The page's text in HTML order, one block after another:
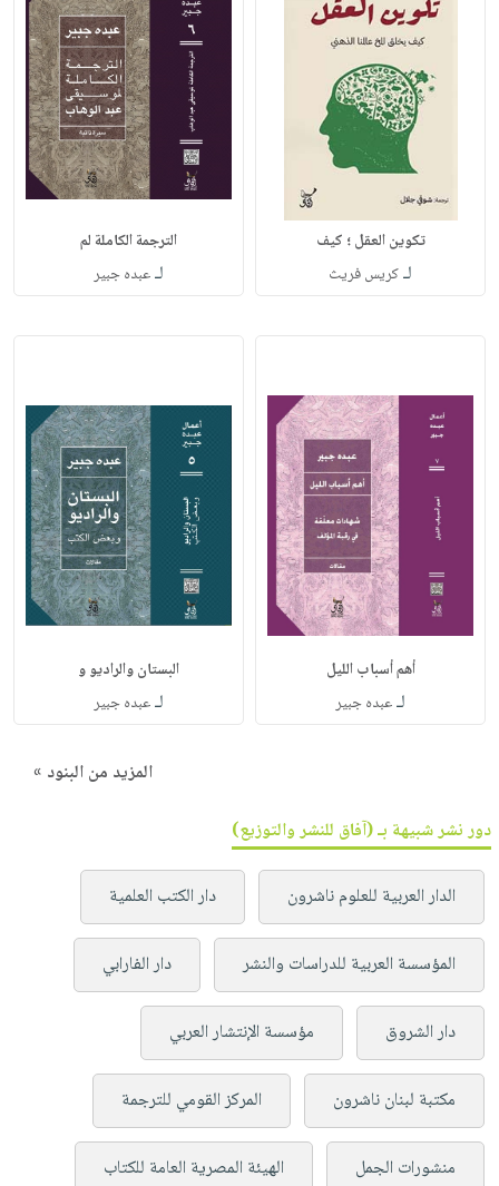
تكوين العقل ؛ كيف
لـكريس فريث
الترجمة الكاملة لم
لـعبده جبير
أهم أسباب الليل
لـعبده جبير
البستان والراديو و
لـعبده جبير
المزيد من البنود »
دور نشر شبيهة بـ (آفاق للنشر والتوزيع)
الدار العربية للعلوم ناشرون دار الكتب العلمية
المؤسسة العربية للدراسات والنشر دار الفارابي
دار الشروق مؤسسة الإنتشار العربي
مكتبة لبنان ناشرون المركز القومي للترجمة
منشورات الجمل الهيئة المصرية العامة للكتاب